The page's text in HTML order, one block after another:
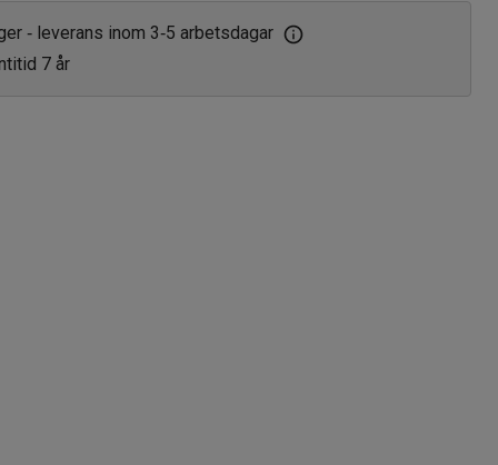
‑ leverans inom 3‑5 arbetsdagar
7 år